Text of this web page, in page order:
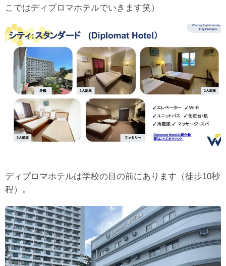
こではディプロマホテルでいきます笑）
ディプロマホテルは学校の目の前にあります（徒歩10秒
程）。